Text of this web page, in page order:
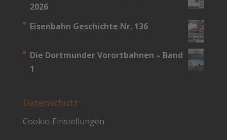
2026
Eisenbahn Geschichte Nr. 136
Die Dortmunder Vorortbahnen – Band
1
Datenschutz
Cookie-Einstellungen